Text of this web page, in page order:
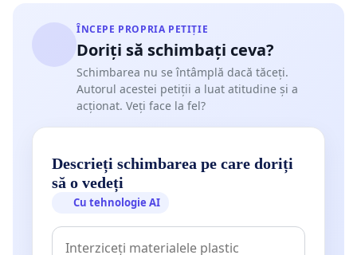
ÎNCEPE PROPRIA PETIȚIE
Doriți să schimbați ceva?
Schimbarea nu se întâmplă dacă tăceți.
Autorul acestei petiții a luat atitudine și a
acționat. Veți face la fel?
Descrieți schimbarea pe care doriți
să o vedeți
Cu tehnologie AI